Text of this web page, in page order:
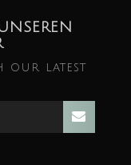
our latest